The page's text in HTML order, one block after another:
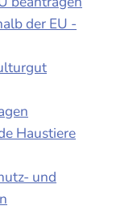
der EU -
Haustiere
und